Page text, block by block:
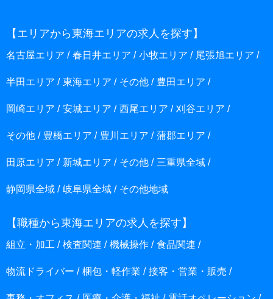
【エリアから東海エリアの求人を探す】
名古屋エリア 春日井エリア 小牧エリア 尾張旭エリア
半田エリア 東海エリア その他 豊田エリア
岡崎エリア 安城エリア 西尾エリア 刈谷エリア
その他 豊橋エリア 豊川エリア 蒲郡エリア
田原エリア 新城エリア その他 三重県全域
静岡県全域 岐阜県全域 その他地域
【職種から東海エリアの求人を探す】
組立・加工 検査関連 機械操作 食品関連
物流ドライバー 梱包・軽作業 接客・営業・販売